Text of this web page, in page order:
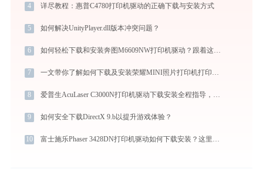
4 详尽教程：惠普C4780打印机驱动的正确下载与安装方式
5 如何解决UnityPlayer.dll版本冲突问题？
6 如何轻松下载和安装奔图M6609NW打印机驱动？跟着这篇指南走
7 一文带你了解如何下载及安装荣耀MINI照片打印机打印机驱动
8 爱普生AcuLaser C3000N打印机驱动下载安装全程指导，轻松解决打印问题
9 如何安全下载DirectX 9.b以提升游戏体验？
10 富士施乐Phaser 3428DN打印机驱动如何下载安装？这里有你需要的所有信息